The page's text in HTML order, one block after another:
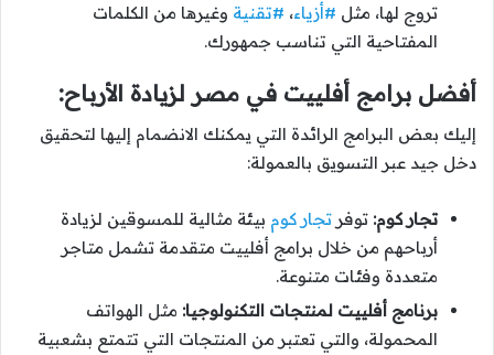
تروج لها، مثل #أزياء، #تقنية وغيرها من الكلمات
المفتاحية التي تناسب جمهورك.
أفضل برامج أفلييت في مصر لزيادة الأرباح:
إليك بعض البرامج الرائدة التي يمكنك الانضمام إليها لتحقيق
دخل جيد عبر التسويق بالعمولة:
تجار كوم: توفر تجار كوم بيئة مثالية للمسوقين لزيادة
أرباحهم من خلال برامج أفلييت متقدمة تشمل متاجر
متعددة وفئات متنوعة.
برنامج أفلييت لمنتجات التكنولوجيا: مثل الهواتف
المحمولة، والتي تعتبر من المنتجات التي تتمتع بشعبية